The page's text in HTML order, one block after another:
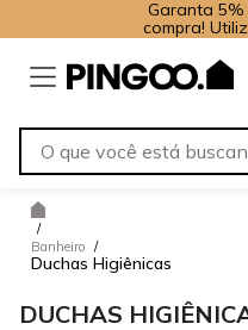
Garanta 5%
compra!
/
Banheiro /
Duchas Higiênicas
DUCHAS